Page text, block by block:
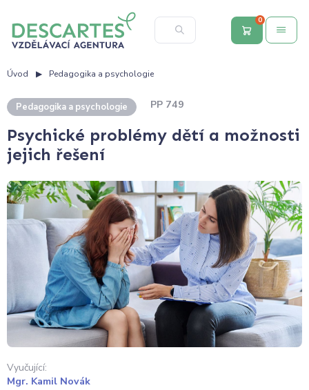
0
Úvod Pedagogika a psychologie
Pedagogika a psychologie PP 749
Psychické problémy dětí a možnosti
jejich řešení
Vyučující:
Mgr. Kamil Novák